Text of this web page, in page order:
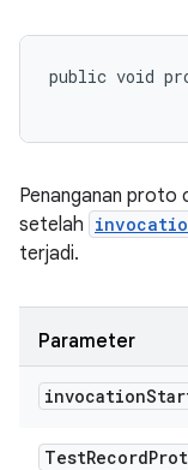
public void
Penanganan proto
setelah
terjadi.
Parameter
invocation
TestRecord